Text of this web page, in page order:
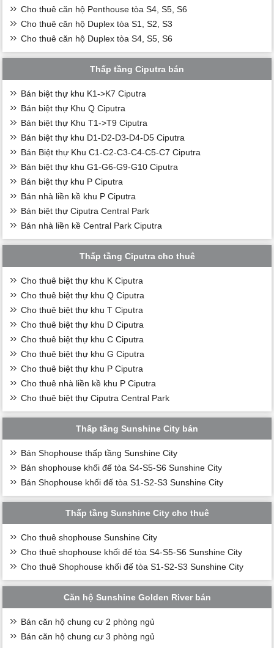
Cho thuê căn hộ Penthouse tòa S4, S5, S6
Cho thuê căn hộ Duplex tòa S1, S2, S3
Cho thuê căn hộ Duplex tòa S4, S5, S6
Thấp tầng Ciputra bán
Bán biệt thự khu K1->K7 Ciputra
Bán biệt thự Khu Q Ciputra
Bán biệt thự Khu T1->T9 Ciputra
Bán biệt thự khu D1-D2-D3-D4-D5 Ciputra
Bán Biệt thự Khu C1-C2-C3-C4-C5-C7 Ciputra
Bán biệt thự khu G1-G6-G9-G10 Ciputra
Bán biệt thự khu P Ciputra
Bán nhà liền kề khu P Ciputra
Bán biệt thự Ciputra Central Park
Bán nhà liền kề Central Park Ciputra
Thấp tầng Ciputra cho thuê
Cho thuê biệt thự khu K Ciputra
Cho thuê biệt thự khu Q Ciputra
Cho thuê biệt thự khu T Ciputra
Cho thuê biệt thự khu D Ciputra
Cho thuê biệt thự khu C Ciputra
Cho thuê biệt thự khu G Ciputra
Cho thuê biệt thự khu P Ciputra
Cho thuê nhà liền kề khu P Ciputra
Cho thuê biệt thự Ciputra Central Park
Thấp tầng Sunshine City bán
Bán Shophouse thấp tầng Sunshine City
Bán shophouse khối đế tòa S4-S5-S6 Sunshine City
Bán Shophouse khối đế tòa S1-S2-S3 Sunshine City
Thấp tầng Sunshine City cho thuê
Cho thuê shophouse Sunshine City
Cho thuê shophouse khối đế tòa S4-S5-S6 Sunshine City
Cho thuê Shophouse khối đế tòa S1-S2-S3 Sunshine City
Căn hộ Sunshine Golden River bán
Bán căn hộ chung cư 2 phòng ngủ
Bán căn hộ chung cư 3 phòng ngủ